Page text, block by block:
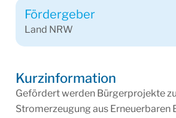
Kurzinformation
Gefördert werden Bürgerprojekte
Stromerzeugung aus Erneuerbaren
Fördergeber
Land NRW